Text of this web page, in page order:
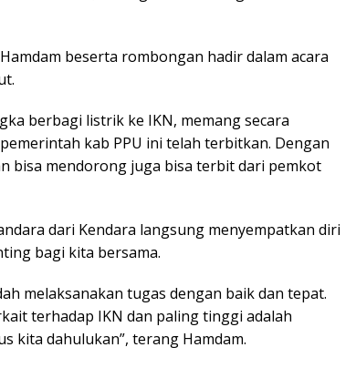
beserta rombongan hadir dalam acara
berbagi listrik ke IKN, memang secara
kab PPU ini telah terbitkan. Dengan
bisa mendorong juga bisa terbit dari pemkot
dari Kendara langsung menyempatkan diri
bagi kita bersama.
melaksanakan tugas dengan baik dan tepat.
terhadap IKN dan paling tinggi adalah
kita dahulukan”, terang Hamdam.